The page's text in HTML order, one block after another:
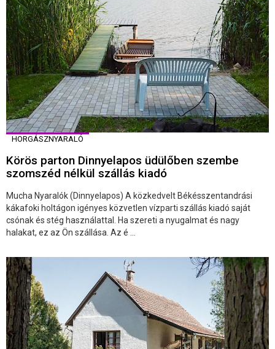
HORGÁSZNYARALÓ
Körös parton Dinnyelapos üdülőben szembe
szomszéd nélkül szállás kiadó
Mucha Nyaralók (Dinnyelapos) A közkedvelt Békésszentandrási
kákafoki holtágon igényes közvetlen vízparti szállás kiadó saját
csónak és stég használattal. Ha szereti a nyugalmat és nagy
halakat, ez az Ön szállása. Az é ...